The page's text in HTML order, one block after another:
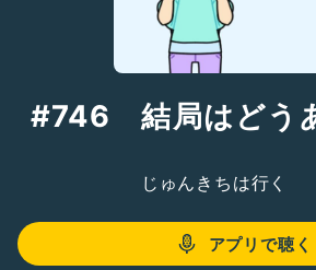
#746 結局はどう
じゅんきちは行く
アプリで聴く